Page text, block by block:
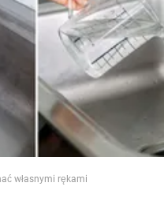
własnymi rękami